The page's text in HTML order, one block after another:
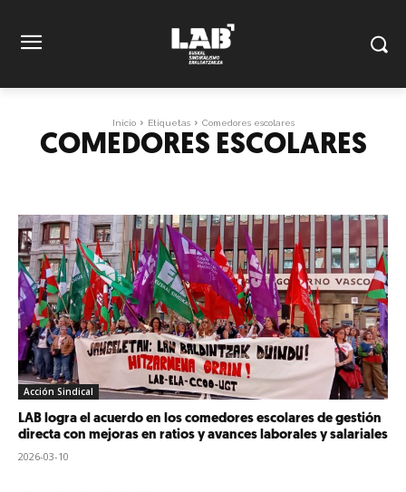
Inicio Etiquetas Comedores escolares
COMEDORES ESCOLARES
Acción Sindical
LAB logra el acuerdo en los comedores escolares de gestión
directa con mejoras en ratios y avances laborales y salariales
2026-03-10